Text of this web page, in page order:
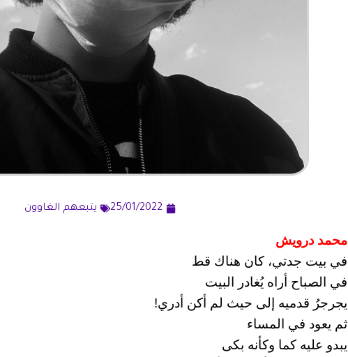
25/01/2022 يتبعهم الغاوون
محمد درويش
في بيت جدتي، كان هناك قط
في الصباح أراه يُغادر البيت
يجرجرُ قدميه إلى حيث لم أكن أدري!
ثم يعود في المساء
يبدو عليه كما وكأنه بكى